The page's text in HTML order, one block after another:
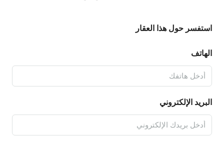
استفسر حول هذا العقار
الهاتف
البريد الإلكتروني